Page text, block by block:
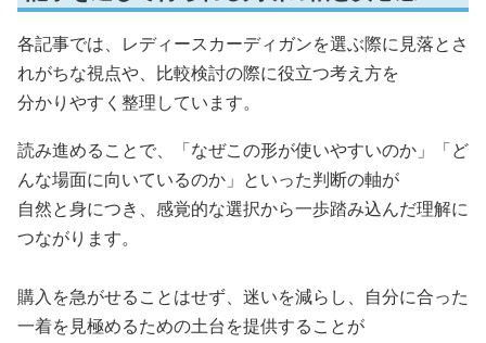
各記事では、レディースカーディガンを選ぶ際に見落とさ
れがちな視点や、比較検討の際に役立つ考え方を
分かりやすく整理しています。
読み進めることで、「なぜこの形が使いやすいのか」「ど
んな場面に向いているのか」といった判断の軸が
自然と身につき、感覚的な選択から一歩踏み込んだ理解に
つながります。
購入を急がせることはせず、迷いを減らし、自分に合った
一着を見極めるための土台を提供することが